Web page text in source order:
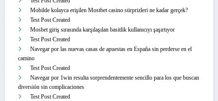
Mobilde kolayca erişilen Mostbet casino sürprizleri ne kadar gerçek?
Test Post Created
Mosbet giriş sırasında karşılaşılan basitlik kullanıcıyı şaşırtıyor
Test Post Created
Navegar por las nuevas casas de apuestas en España sin perderse en el
camino
Test Post Created
Navegar por 1win resulta sorprendentemente sencillo para los que buscan
diversión sin complicaciones
Test Post Created